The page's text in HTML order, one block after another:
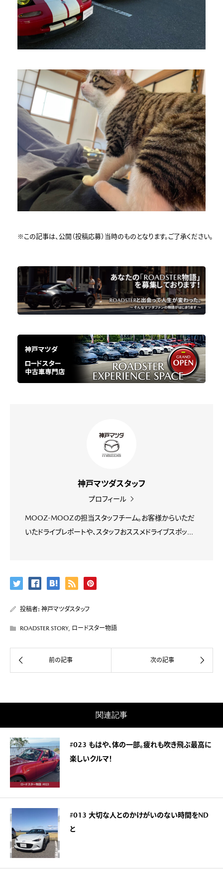
※この記事は、公開（投稿応募）当時のものとなります。ご了承ください。
神戸マツダスタッフ
プロフィール
MOOZ-MOOZの担当スタッフチーム。お客様からいただ
いたドライブレポートや、スタッフおススメドライブスポッ...
投稿者: 神戸マツダスタッフ
ROADSTER STORY, ロードスター物語
関連記事
#023 もはや、体の一部。疲れも吹き飛ぶ最高に
楽しいクルマ！
#013 大切な人とのかけがいのない時間をND
と